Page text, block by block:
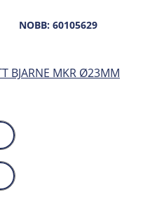
NOBB: 60105629